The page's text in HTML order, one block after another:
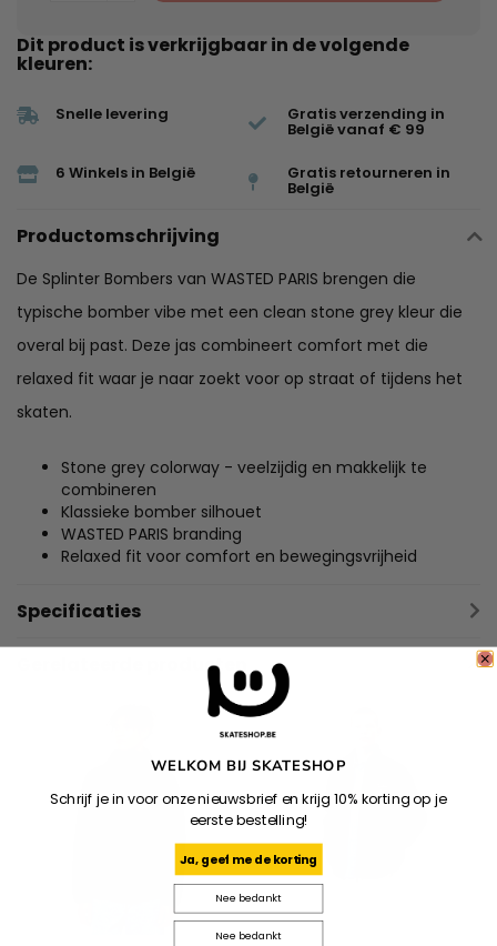
Dit product is verkrijgbaar in de volgende
kleuren:
Snelle levering Gratis verzending in
België vanaf € 99
6 Winkels in België Gratis retourneren in
België
Productomschrijving
De Splinter Bombers van WASTED PARIS brengen die
typische bomber vibe met een clean stone grey kleur die
overal bij past. Deze jas combineert comfort met die
relaxed fit waar je naar zoekt voor op straat of tijdens het
skaten.
Stone grey colorway - veelzijdig en makkelijk te
combineren
Klassieke bomber silhouet
WASTED PARIS branding
Relaxed fit voor comfort en bewegingsvrijheid
Specificaties
Gerelateerde producten
WELKOM BIJ SKATESHOP
Schrijf je in voor onze nieuwsbrief en krijg 10% korting op je
eerste bestelling!
Ja, geef me de korting
Nee bedankt
Nee bedankt